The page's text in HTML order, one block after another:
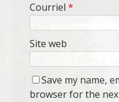
Courriel *
Site web
Save my name,
browser for the